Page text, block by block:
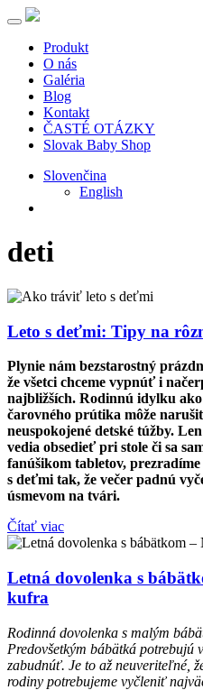
Produkt
O nás
Galéria
Blog
Kontakt
ČASTÉ OTÁZKY
Slovak Baby Shop
Slovenčina
English
deti
Leto s deťmi: Tipy na
Plynie nám bezstarostný
že všetci chceme vypnúť i
najbližších. Rodinnú idylku
čarovného prútika môže
neuspokojené detské túžby.
vedia obsedieť pri stole či sa
fanúšikom tabletov,
s deťmi tak, že večer padnú
úsmevom na tvári.
Čítať viac
Letná dovolenka s
kufra
Rodinná dovolenka s malým
Predovšetkým bábätká potrebujú
zabudnúť. Je to až neuveriteľné,
rodiny potrebujeme vyčleniť